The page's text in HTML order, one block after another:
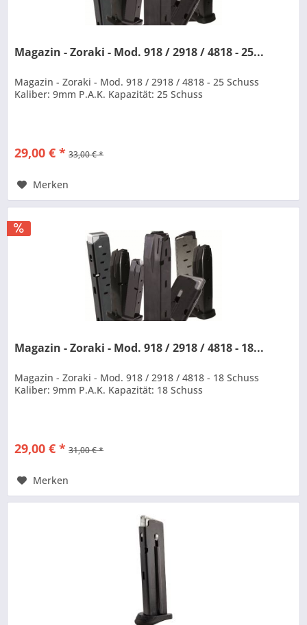
Magazin - Zoraki - Mod. 918 / 2918 / 4818 - 25...
Magazin - Zoraki - Mod. 918 / 2918 / 4818 - 25 Schuss
Kaliber: 9mm P.A.K. Kapazität: 25 Schuss
29,00 € * 33,00 € *
Merken
Magazin - Zoraki - Mod. 918 / 2918 / 4818 - 18...
Magazin - Zoraki - Mod. 918 / 2918 / 4818 - 18 Schuss
Kaliber: 9mm P.A.K. Kapazität: 18 Schuss
29,00 € * 31,00 € *
Merken